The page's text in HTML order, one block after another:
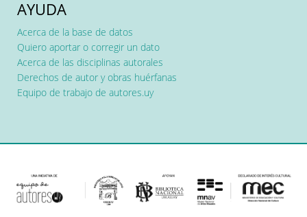
AYUDA
Acerca de la base de datos
Quiero aportar o corregir un dato
Acerca de las disciplinas autorales
Derechos de autor y obras huérfanas
Equipo de trabajo de autores.uy